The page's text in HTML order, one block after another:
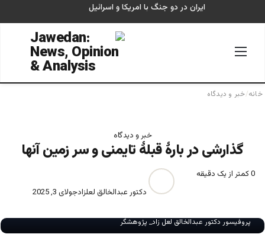
ایران در دو جنگ با امریکا و اسرائیل
خانه/خبر و دیدگاه
خبر و دیدگاه
گذارشی در بارۀ قبلۀ تایمنی و سر زمین آنها
دکتور عبدالخالق لعلزادجولای 3, 2025
0کمتر از یک دقیقه
پروفیسور دکتور عبدالخالق لعل زاد_ پژوهشگر